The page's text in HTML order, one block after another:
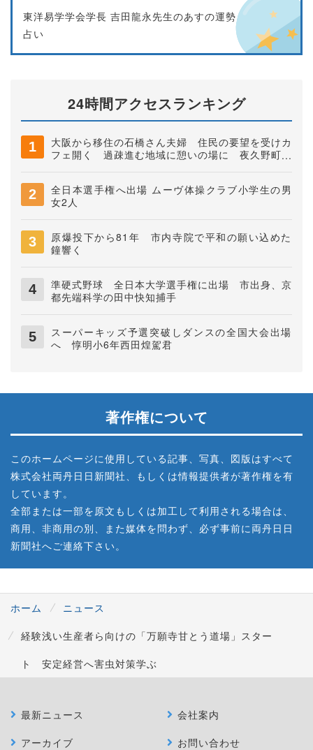
東洋易学学会学長 吉田龍永先生のあすの運勢
占い
24時間アクセスランキング
大阪から移住の石橋さん夫婦 住民の要望を受けカ
フェ開く 過疎進む地域に憩いの場に 夜久野町稲
全日本選手権へ出場 ムーヴ体操クラブ小学生の男
女2人
原爆投下から81年 市内寺院で平和の願い込めた
鐘響く
準硬式野球 全日本大学選手権に出場 市出身、京
都先端科学の田中快知捕手
スーパーキッズ予選突破しダンスの全国大会出場
へ 惇明小6年西田煌駕君
著作権について
このホームページに使用している記事、写真、図版はすべて
株式会社両丹日日新聞社、もしくは情報提供者が著作権を有
しています。
全部または一部を原文もしくは加工して利用される場合は、
商用、非商用の別、また媒体を問わず、必ず事前に両丹日日
新聞社へご連絡下さい。
ホーム
ニュース
経験浅い生産者ら向けの「万願寺甘とう道場」スター
ト 安定経営へ害虫対策学ぶ
最新ニュース
アーカイブ
会社案内
お問い合わせ